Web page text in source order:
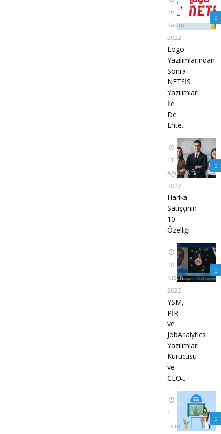
0
26
Kasım
2022
Logo
Yazılımlarından
Sonra
NETSİS
Yazılımları
İle
De
Ente...
0
11
Ağustos
2022
Harika
Satışçının
10
Özelliği
0
18
Nisan
2022
YSM,
PİR
ve
JobAnalytics
Yazılımları
Kurucusu
ve
CEO̵...
0
1
Ekim